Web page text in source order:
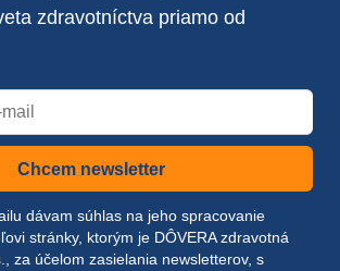
zdravotníctva priamo od
Chcem newsletter
dávam súhlas na jeho spracovanie
stránky, ktorým je DÔVERA zdravotná
za účelom zasielania newsletterov, s